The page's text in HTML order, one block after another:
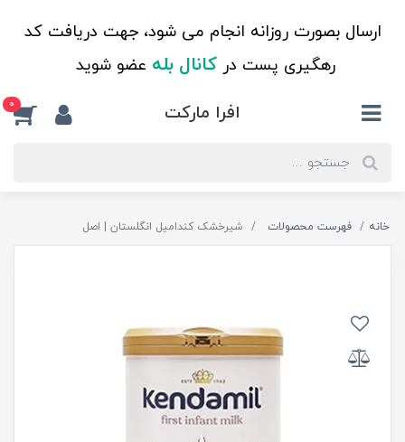
ارسال بصورت روزانه انجام می شود، جهت دریافت کد
رهگیری پست درکانال بله عضو شوید
افرا مارکت 0
خانه فهرست محصولات شیرخشک کندامیل انگلستان | اصل